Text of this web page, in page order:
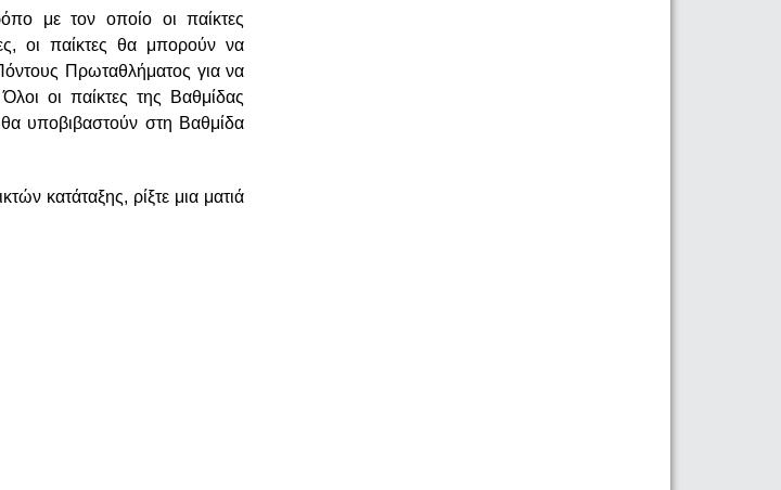
με τον οποίο οι παίκτες
οι παίκτες θα μπορούν να
Πρωταθλήματος για να
οι παίκτες της Βαθμίδας
υποβιβαστούν στη Βαθμίδα
κατάταξης, ρίξτε μια ματιά